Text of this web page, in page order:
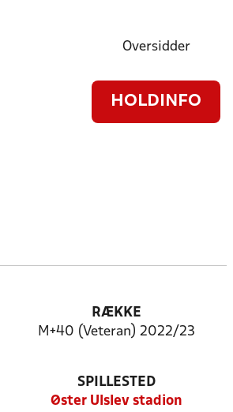
Oversidder
HOLDINFO
RÆKKE
M+40 (Veteran) 2022/23
SPILLESTED
Øster Ulslev stadion